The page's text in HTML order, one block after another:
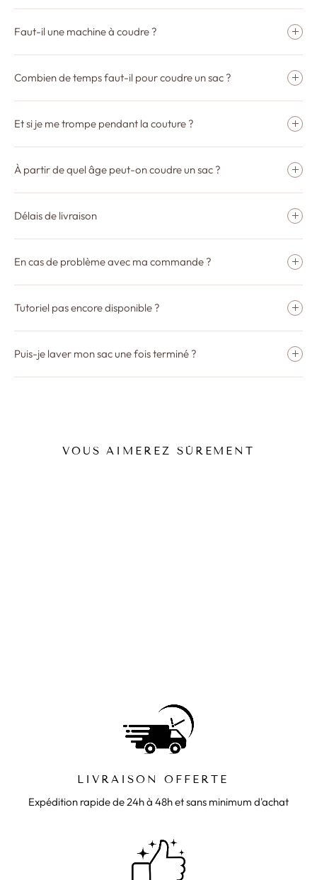
Faut-il une machine à coudre ?
Combien de temps faut-il pour coudre un sac ?
Et si je me trompe pendant la couture ?
À partir de quel âge peut-on coudre un sac ?
Délais de livraison
En cas de problème avec ma commande ?
Tutoriel pas encore disponible ?
Puis-je laver mon sac une fois terminé ?
VOUS AIMEREZ SÛREMENT
LIVRAISON OFFERTE‎‎ ‎ ‎
Expédition rapide de 24h à 48h et sans minimum d'achat